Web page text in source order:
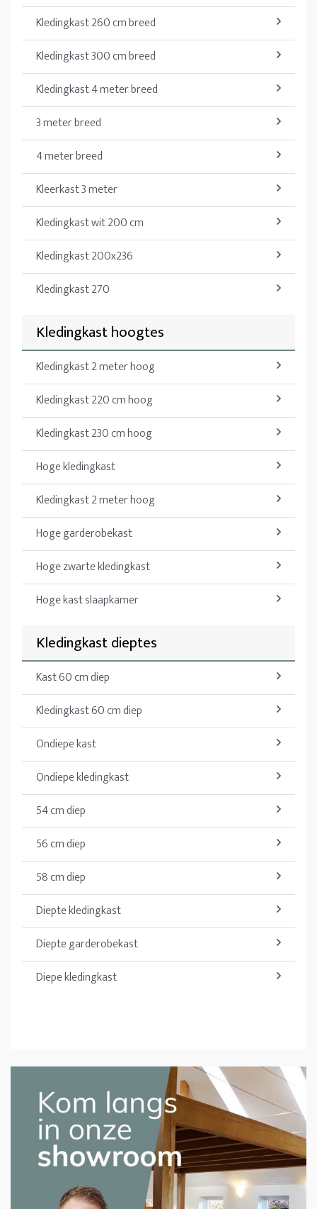
Kledingkast 260 cm breed
Kledingkast 300 cm breed
Kledingkast 4 meter breed
3 meter breed
4 meter breed
Kleerkast 3 meter
Kledingkast wit 200 cm
Kledingkast 200x236
Kledingkast 270
Kledingkast hoogtes
Kledingkast 2 meter hoog
Kledingkast 220 cm hoog
Kledingkast 230 cm hoog
Hoge kledingkast
Kledingkast 2 meter hoog
Hoge garderobekast
Hoge zwarte kledingkast
Hoge kast slaapkamer
Kledingkast dieptes
Kast 60 cm diep
Kledingkast 60 cm diep
Ondiepe kast
Ondiepe kledingkast
54 cm diep
56 cm diep
58 cm diep
Diepte kledingkast
Diepte garderobekast
Diepe kledingkast